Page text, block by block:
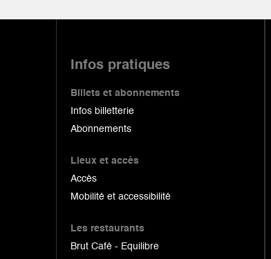
Infos pratiques
Billets et abonnements
Infos billetterie
Abonnements
Lieux et accès
Accès
Mobilité et accessibilité
Les restaurants
Brut Café - Equilibre